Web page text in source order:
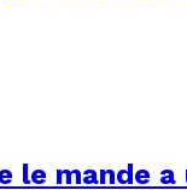
le mande